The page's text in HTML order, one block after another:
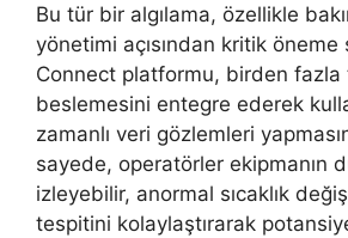
Bu tür bir algılama, özellikle
yönetimi açısından kritik öneme
Connect platformu, birden fazla
beslemesini entegre ederek
zamanlı veri gözlemleri
sayede, operatörler ekipmanın
izleyebilir, anormal sıcaklık
tespitini kolaylaştırarak